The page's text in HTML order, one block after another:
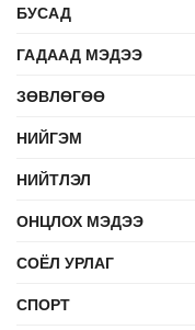
БУСАД
ГАДААД МЭДЭЭ
ЗӨВЛӨГӨӨ
НИЙГЭМ
НИЙТЛЭЛ
ОНЦЛОХ МЭДЭЭ
СОЁЛ УРЛАГ
СПОРТ